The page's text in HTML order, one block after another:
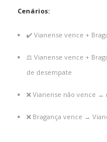
Cenários:
✔️ Vianense vence +
⚖️ Vianense vence +
de desempate
❌ Vianense não vence →
❌ Bragança vence →